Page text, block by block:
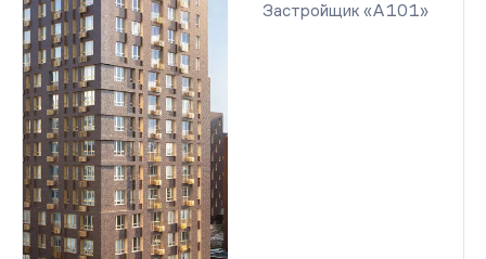
Застройщик «А101»